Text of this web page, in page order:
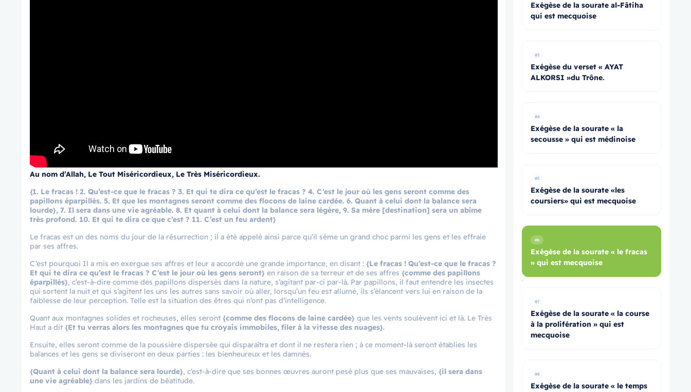
Au nom d’Allah, Le Tout Miséricordieux, Le Très Miséricordieux.
{1. Le fracas ! 2. Qu’est-ce que le fracas ? 3. Et qui te dira ce qu’est le fracas ? 4. C’est le jour où les gens seront comme des
papillons éparpillés. 5. Et que les montagnes seront comme des flocons de laine cardée. 6. Quant à celui dont la balance sera
lourde}, 7. Il sera dans une vie agréable. 8. Et quant à celui dont la balance sera légère, 9. Sa mère [destination] sera un abîme
très profond. 10. Et qui te dira ce que c’est ? 11. C’est un feu ardent}
Le fracas est un des noms du jour de la résurrection ; il a été appelé ainsi parce qu’il sème un grand choc parmi les gens et les effraie
par ses affres.
C’est pourquoi Il a mis en exergue ses affres et leur a accordé une grande importance, en disant : {Le fracas ! Qu’est-ce que le fracas ?
Et qui te dira ce qu’est le fracas ? C’est le jour où les gens seront} en raison de sa terreur et de ses affres {comme des papillons
éparpillés}, c’est-à-dire comme des papillons dispersés dans la nature, s’agitant par-ci par-là. Par papillons, il faut entendre les insectes
qui sortent la nuit et qui s’agitent les uns les autres sans savoir où aller, lorsqu’un feu est allumé, ils s’élancent vers lui en raison de la
faiblesse de leur perception. Telle est la situation des êtres qui n’ont pas d’intelligence.
Quant aux montagnes solides et rocheuses, elles seront {comme des flocons de laine cardée} que les vents soulèvent ici et là. Le Très
Haut a dit {Et tu verras alors les montagnes que tu croyais immobiles, filer à la vitesse des nuages}.
Ensuite, elles seront comme de la poussière dispersée qui disparaîtra et dont il ne restera rien ; à ce moment-là seront établies les
balances et les gens se diviseront en deux parties : les bienheureux et les damnés.
{Quant à celui dont la balance sera lourde}, c’est-à-dire que ses bonnes œuvres auront pesé plus que ses mauvaises, {il sera dans
une vie agréable} dans les jardins de béatitude.
Exégèse de la sourate al-Fâtiha
qui est mecquoise
#3
Exégèse du verset « AYAT
ALKORSI »du Trône.
#4
Exégèse de la sourate « la
secousse » qui est médinoise
#5
Exégèse de la sourate «les
coursiers» qui est mecquoise
#6
Exégèse de la sourate « le fracas
» qui est mecquoise
#7
Exégèse de la sourate « la course
à la prolifération » qui est
mecquoise
#8
Exégèse de la sourate « le temps